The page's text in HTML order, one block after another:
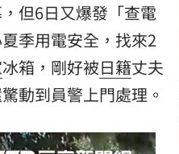
但6日又爆發「查電
季用電安全，找來2
冰箱，剛好被日籍丈夫
動到員警上門處理。